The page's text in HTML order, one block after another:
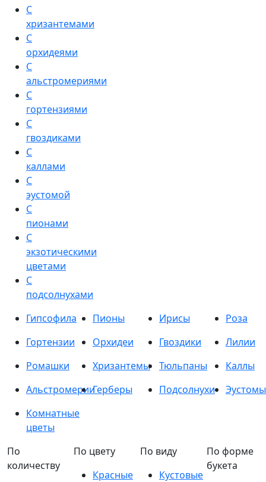
С
хризантемами
С
орхидеями
С
альстромериями
С
гортензиями
С
гвоздиками
С
каллами
С
эустомой
С
пионами
С
экзотическими
цветами
С
подсолнухами
Гипсофила
Пионы Ирисы
Роза
Гортензии
Орхидеи Гвоздики
Лилии
Ромашки
Хризантемы Тюльпаны
Каллы
АльстромерииГерберы Подсолнухи
Эустомы
Комнатные
цветы
По
количеству
По цвету
Красные
По виду
Кустовые
По форме
букета